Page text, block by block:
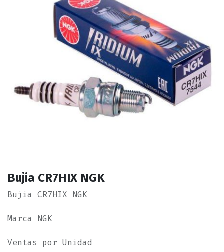
Bujia CR7HIX NGK
Bujia CR7HIX NGK
Marca NGK
Ventas por Unidad